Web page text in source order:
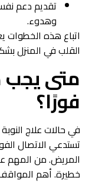
تقديم دعم
وهدوء.
اتباع هذه الخطوات
القلب في المنزل
متى
فورًا؟
في حالات علاج
تستدعي الاتصال
المريض. من المهم
خطيرة. أهم